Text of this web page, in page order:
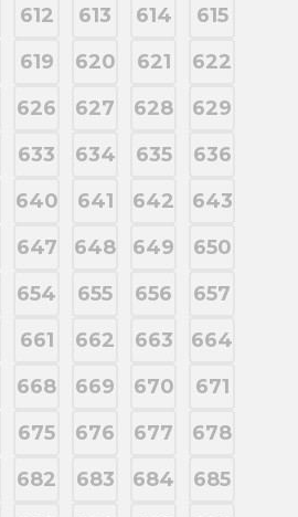
612 613 614
615
619 620 621
622
626 627 628
629
633 634 635
636
640 641 642
643
647 648 649
650
654 655 656
657
661 662 663
664
668 669 670
671
675 676 677
678
682 683 684
685